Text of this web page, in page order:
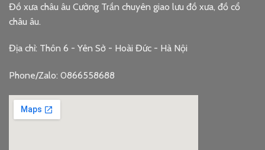
Đồ xưa châu âu Cường Trần chuyên giao lưu đồ xưa, đồ cổ
châu âu.
Địa chỉ: Thôn 6 - Yên Sở - Hoài Đức - Hà Nội
Phone/Zalo: 0866558688